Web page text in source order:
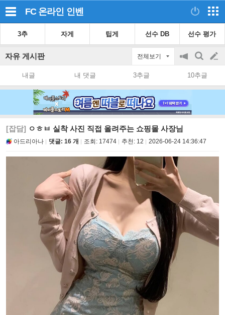
FC 온라인 인벤
3추 자게 팁게 선수 DB 선수 평가
자유 게시판 전체보기
공
지
on/off
검
색
글
쓰
내글 내 댓글 3추글 10추글
[잡담] ㅇㅎㅂ 실착 사진 직접 올려주는 쇼핑몰 사장님
아드리아나 댓글: 16 개 조회: 17474 추천: 12 2026-06-24 14:36:47